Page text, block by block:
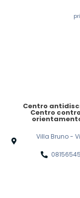
Centro
Centro
Villa Bruno -